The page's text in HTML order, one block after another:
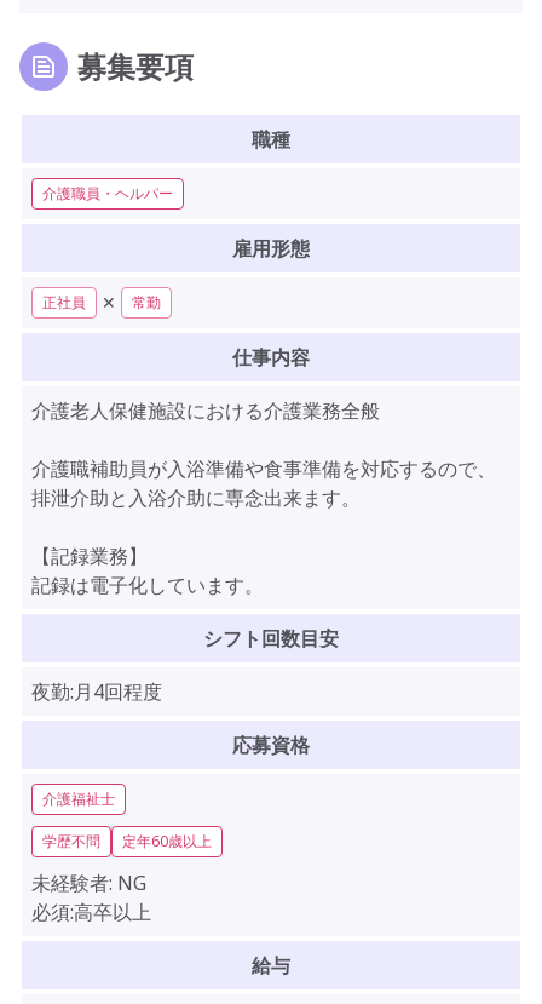
募集要項
職種
介護職員・ヘルパー
雇用形態
正社員 ✕ 常勤
仕事内容
介護老人保健施設における介護業務全般
介護職補助員が入浴準備や食事準備を対応するので、
排泄介助と入浴介助に専念出来ます。
【記録業務】
記録は電子化しています。
シフト回数目安
夜勤:月4回程度
応募資格
介護福祉士
学歴不問 定年60歳以上
未経験者: NG
必須:高卒以上
給与